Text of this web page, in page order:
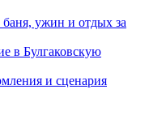
ужин и отдых за
в Булгаковскую
и сценария